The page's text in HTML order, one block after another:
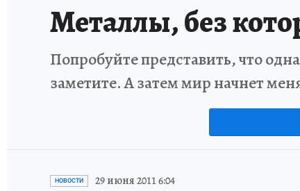
Металлы, без
Попробуйте представить, что
заметите. А затем мир начнет
НОВОСТИ 29 июня 2011 6:04